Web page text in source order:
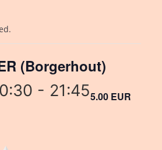
(Borgerhout)
- 21:455.00 EUR